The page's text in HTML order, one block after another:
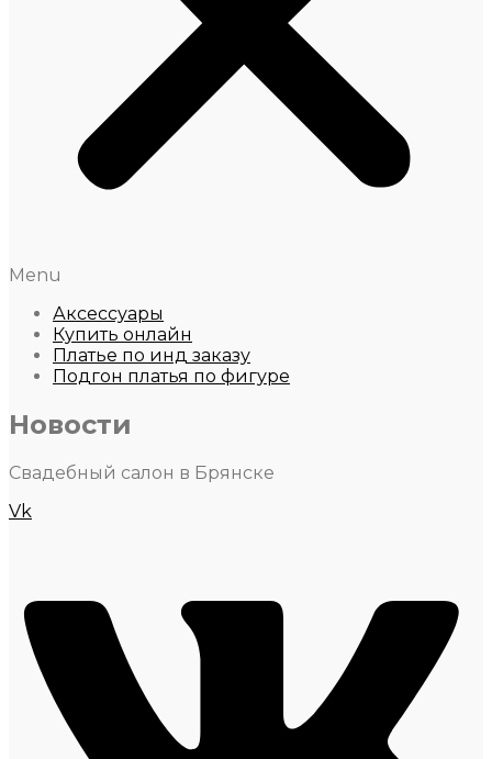
Menu
Аксессуары
Купить онлайн
Платье по инд заказу
Подгон платья по фигуре
Новости
Свадебный салон в Брянске
Vk